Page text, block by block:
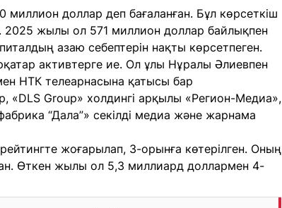
доллар деп бағаланған. Бұл көрсеткіш
жылы ол 571 миллион доллар байлықпен
азаю себептерін нақты көрсетпеген.
активтерге ие. Ол ұлы Нұралы Әлиевпен
НТК телеарнасына қатысы бар
Group» холдингі арқылы «Регион-Медиа»,
“Дала”» секілді медиа және жарнама
жоғарылап, 3-орынға көтерілген. Оның
Өткен жылы ол 5,3 миллиард доллармен 4-